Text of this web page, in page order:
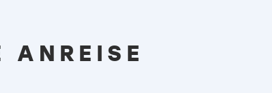
ANREISE